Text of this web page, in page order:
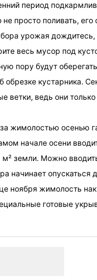
период
не просто поливать,
урожая дождитесь,
весь мусор под
пору будут
обрезке кустарника.
ветки, ведь они
жимолостью осенью
начале осени
м² земли. Можно
начинает опускаться
ноября жимолость
готовые